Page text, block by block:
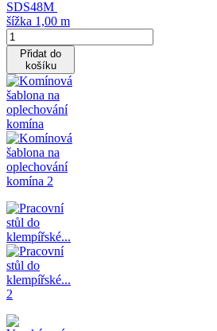
SDS48M
šížka 1,00 m
Přidat do
košíku